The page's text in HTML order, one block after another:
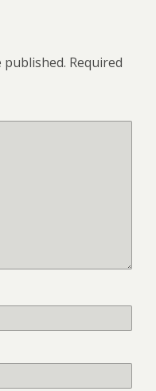
published. Required